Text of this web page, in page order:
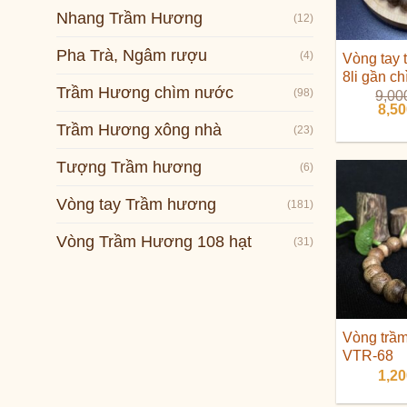
Nhang Trầm Hương (12)
Pha Trà, Ngâm rượu (4)
Trầm Hương chìm nước (98)
Trầm Hương xông nhà (23)
Tượng Trầm hương (6)
Vòng tay Trầm hương (181)
Vòng Trầm Hương 108 hạt (31)
Vòng tay
8li gần
Giá
Vòng
VTR-68